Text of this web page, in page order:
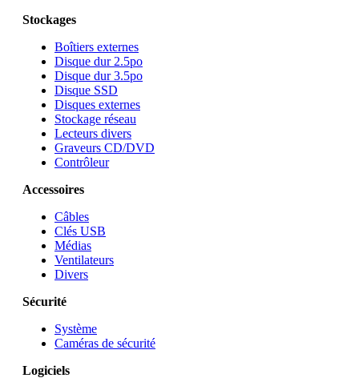
Stockages
Boîtiers externes
Disque dur 2.5po
Disque dur 3.5po
Disque SSD
Disques externes
Stockage réseau
Lecteurs divers
Graveurs CD/DVD
Contrôleur
Accessoires
Câbles
Clés USB
Médias
Ventilateurs
Divers
Sécurité
Système
Caméras de sécurité
Logiciels